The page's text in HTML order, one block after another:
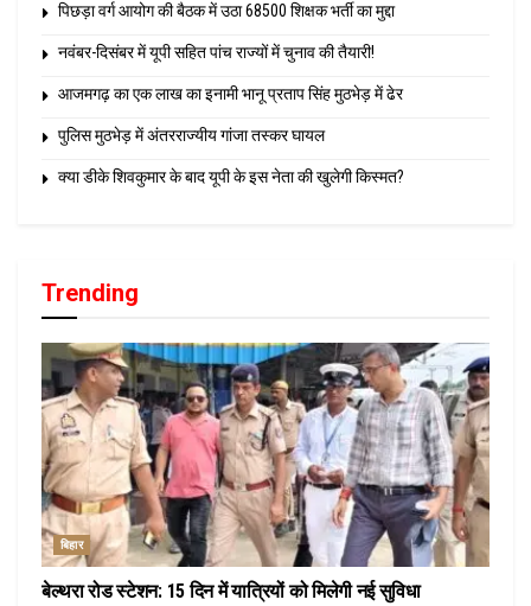
पिछड़ा वर्ग आयोग की बैठक में उठा 68500 शिक्षक भर्ती का मुद्दा
नवंबर-दिसंबर में यूपी सहित पांच राज्यों में चुनाव की तैयारी!
आजमगढ़ का एक लाख का इनामी भानू प्रताप सिंह मुठभेड़ में ढेर
पुलिस मुठभेड़ में अंतरराज्यीय गांजा तस्कर घायल
क्या डीके शिवकुमार के बाद यूपी के इस नेता की खुलेगी किस्मत?
Trending
बिहार
बेल्थरा रोड स्टेशन: 15 दिन में यात्रियों को मिलेगी नई सुविधा